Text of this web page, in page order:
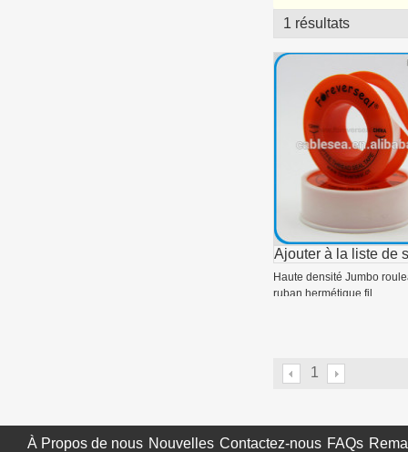
1 résultats
Ajouter à la liste de
Haute densité Jumbo
ruban hermétique fil
1
À Propos de nous Nouvelles Contactez-nous FAQs